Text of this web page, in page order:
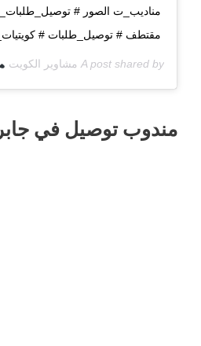
مناديب_ت الصور #
مقتطف # توصيل_طلبات #
A post shared by مشاوير الكويت
مندوب توصيل في